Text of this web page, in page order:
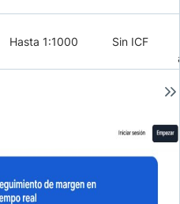
Hasta 1:1000
Sin ICF